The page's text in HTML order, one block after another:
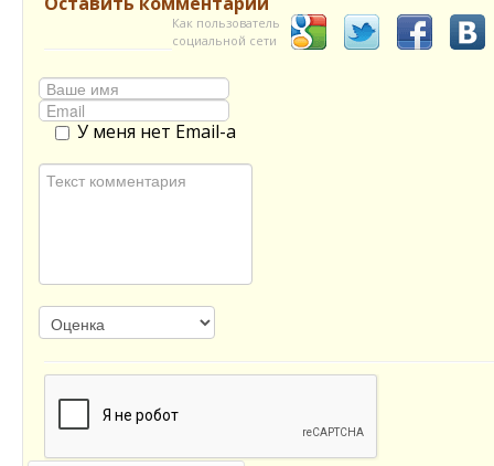
Как пользователь
социальной сети
У меня нет Email-а